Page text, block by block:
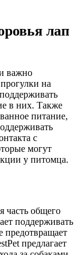
лап
важно
на
в них. Также
питание,
с
могут
у питомца.
часть общего
поддерживать
предотвращает
предлагает